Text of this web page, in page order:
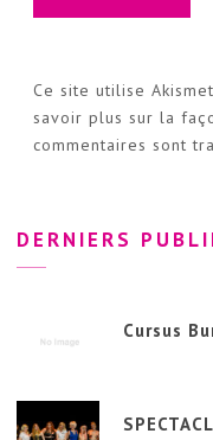
Ce site utilise
savoir plus sur la
commentaires sont
DERNIERS
Cursus